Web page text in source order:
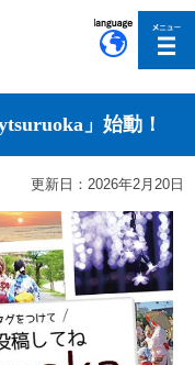
」始動！
更新日：2026年2月20日